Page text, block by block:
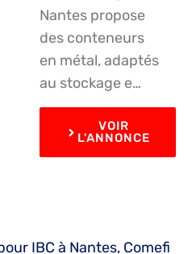
Nantes propose
des conteneurs
en métal, adaptés
au stockage e…
VOIR
L'ANNONCE
IBC à Nantes, Comefi